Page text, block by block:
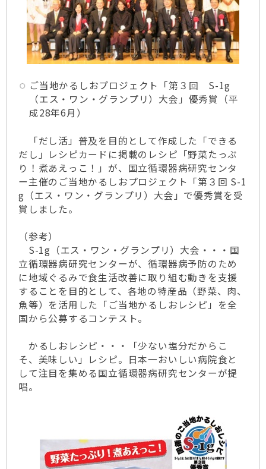
ご当地かるしおプロジェクト「第３回 S-1g
（エス・ワン・グランプリ）大会」優秀賞（平
成28年6月）
「だし活」普及を目的として作成した「できる
だし」レシピカードに掲載のレシピ「野菜たっぷ
り！煮あえっこ！」が、国立循環器病研究センタ
ー主催のご当地かるしおプロジェクト「第３回 S-1
g（エス・ワン・グランプリ）大会」で優秀賞を受
賞しました。
（参考）
S-1g（エス・ワン・グランプリ）大会・・・国
立循環器病研究センターが、循環器病予防のため
に地域ぐるみで食生活改善に取り組む動きを支援
することを目的として、各地の特産品（野菜、肉、
魚等）を活用した「ご当地かるしおレシピ」を全
国から公募するコンテスト。
かるしおレシピ・・・「少ない塩分だからこ
そ、美味しい」レシピ。日本一おいしい病院食と
して注目を集める国立循環器病研究センターが提
唱。